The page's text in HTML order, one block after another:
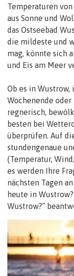
Temperaturen
aus Sonne und
das Ostseebad
die mildeste und
mag, könnte sich
und Eis am Meer
Ob es in Wustrow,
Wochenende
regnerisch,
besten bei
überprüfen. Auf
stundengenaue
(Temperatur,
es werden Ihre
nächsten Tagen
heute in
Wustrow?“